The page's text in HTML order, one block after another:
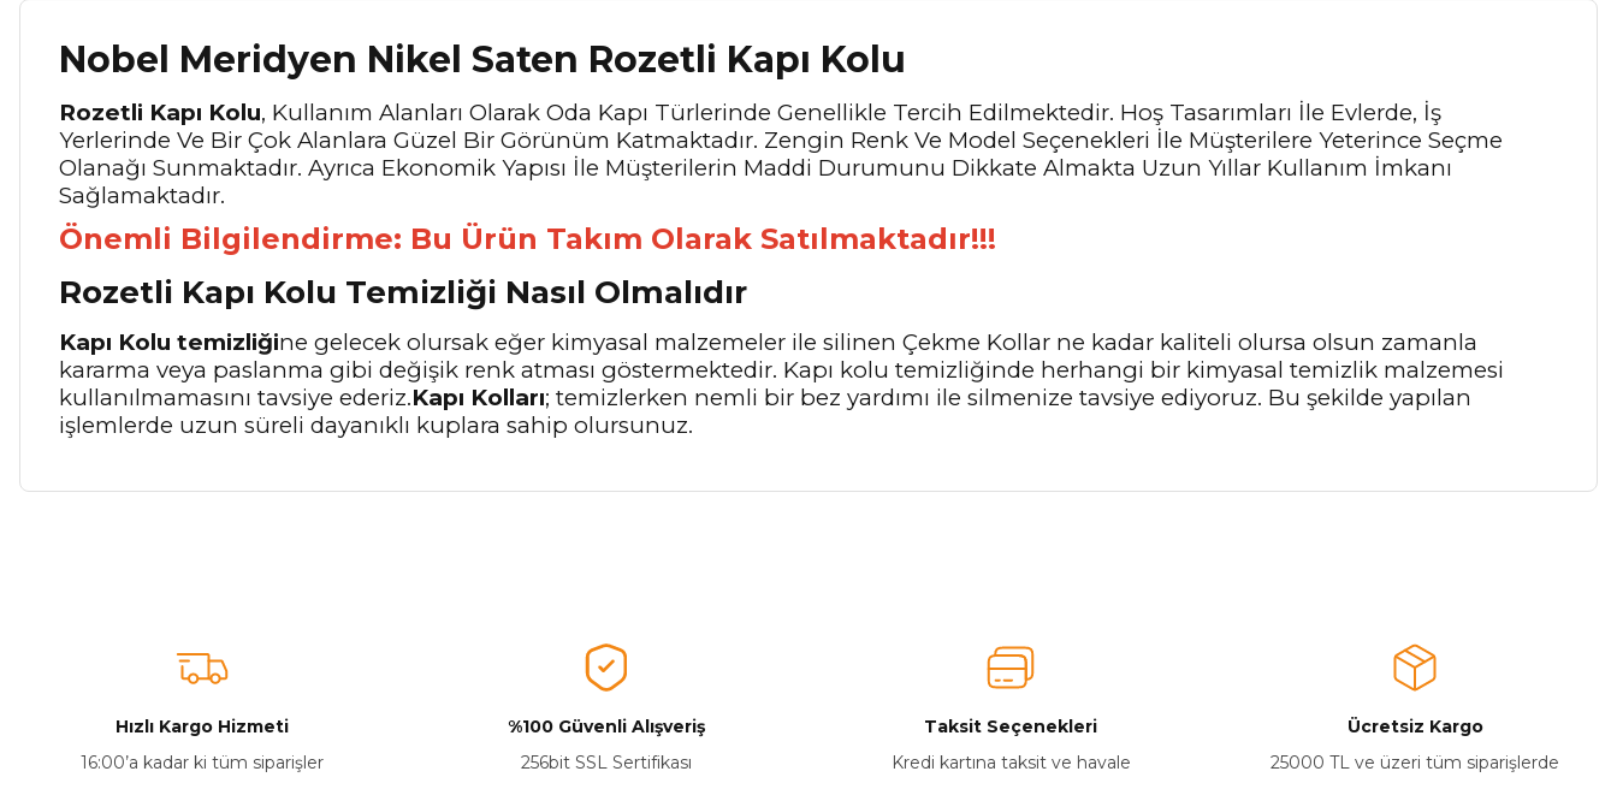
Nobel Meridyen Nikel Saten Rozetli Kapı Kolu
Rozetli Kapı Kolu, Kullanım Alanları Olarak Oda Kapı Türlerinde Genellikle Tercih Edilmektedir. Hoş Tasarımları İle Evlerde, İş
Yerlerinde Ve Bir Çok Alanlara Güzel Bir Görünüm Katmaktadır. Zengin Renk Ve Model Seçenekleri İle Müşterilere Yeterince Seçme
Olanağı Sunmaktadır. Ayrıca Ekonomik Yapısı İle Müşterilerin Maddi Durumunu Dikkate Almakta Uzun Yıllar Kullanım İmkanı
Sağlamaktadır.
Önemli Bilgilendirme: Bu Ürün Takım Olarak Satılmaktadır!!!
Rozetli Kapı Kolu Temizliği Nasıl Olmalıdır
Kapı Kolu temizliğine gelecek olursak eğer kimyasal malzemeler ile silinen Çekme Kollar ne kadar kaliteli olursa olsun zamanla
kararma veya paslanma gibi değişik renk atması göstermektedir. Kapı kolu temizliğinde herhangi bir kimyasal temizlik malzemesi
kullanılmamasını tavsiye ederiz.Kapı Kolları; temizlerken nemli bir bez yardımı ile silmenize tavsiye ediyoruz. Bu şekilde yapılan
işlemlerde uzun süreli dayanıklı kuplara sahip olursunuz.
Ürün açıklamasında eksik bilgiler bulunuyor.
Ürün fiyatı diğer sitelerden daha pahalı.
Hızlı Kargo Hizmeti
16:00’a kadar ki tüm siparişler
%100 Güvenli Alışveriş
256bit SSL Sertifikası
Taksit Seçenekleri
Kredi kartına taksit ve havale
Ücretsiz Kargo
25000 TL ve üzeri tüm siparişlerde